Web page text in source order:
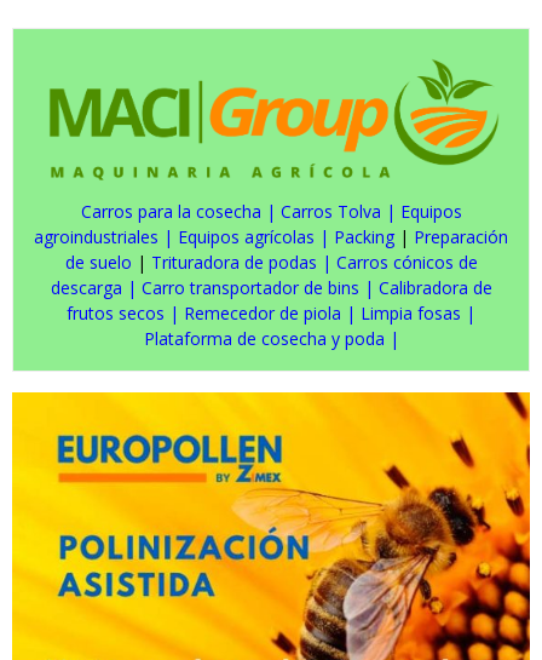
Carros para la cosecha | Carros Tolva | Equipos
agroindustriales | Equipos agrícolas | Packing | Preparación
de suelo | Trituradora de podas | Carros cónicos de
descarga | Carro transportador de bins | Calibradora de
frutos secos | Remecedor de piola | Limpia fosas |
Plataforma de cosecha y poda |